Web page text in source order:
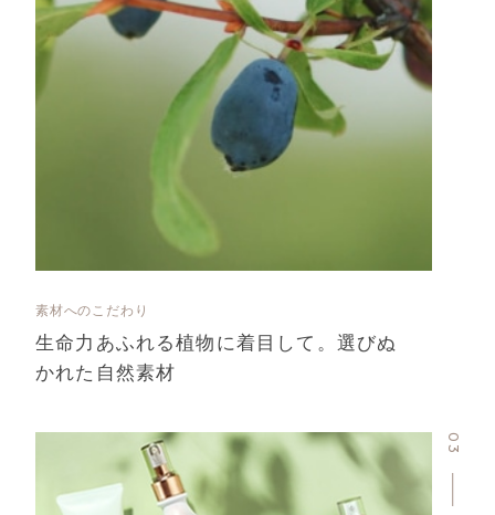
素材へのこだわり
生命力あふれる植物に着目して。選びぬ
かれた自然素材
03